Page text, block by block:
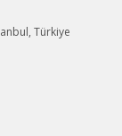
Türkiye